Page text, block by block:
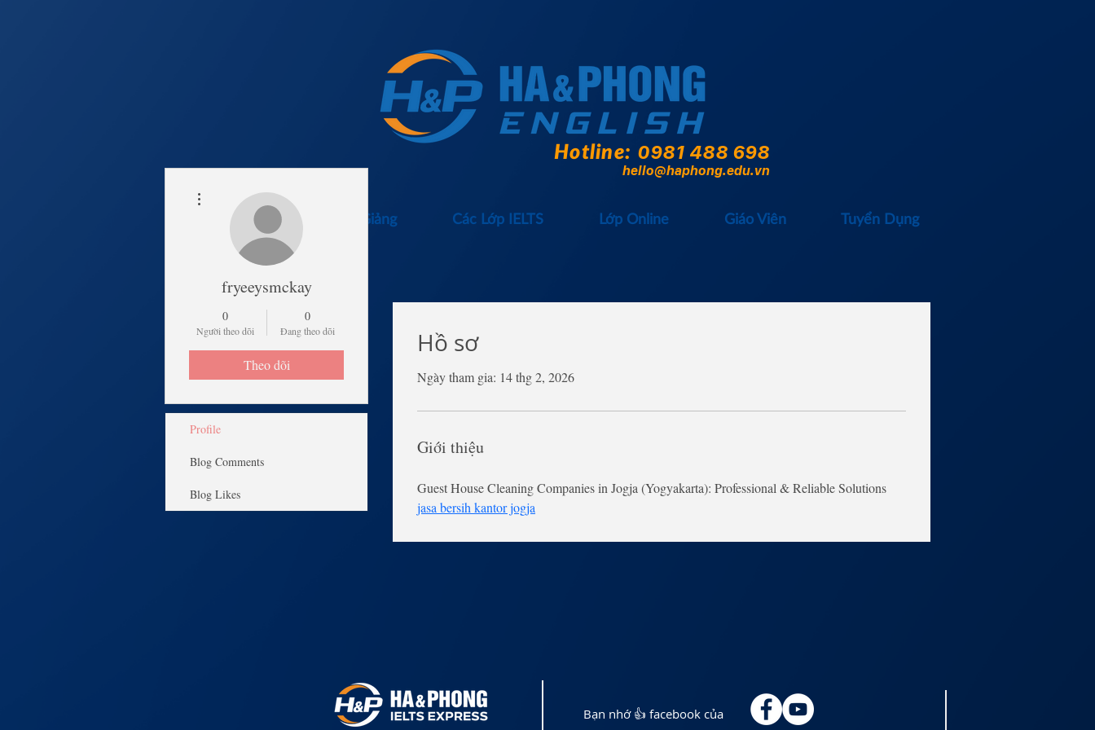
Hotline: 0981 488 698
hello@haphong.edu.vn
Trang Chủ Lịch Khai Giảng Các Lớp IELTS Lớp Online Giáo Viên Tuyển Dụng
Hồ sơ
Ngày tham gia: 14 thg 2, 2026
Giới thiệu
Guest House Cleaning Companies in Jogja (Yogyakarta): Professional & Reliable Solutions
jasa bersih kantor jogja
fryeeysmckay
0
Người theo dõi
0
Đang theo dõi
Theo dõi
Profile
Blog Comments
Blog Likes
Bạn nhớ 👍 facebook của